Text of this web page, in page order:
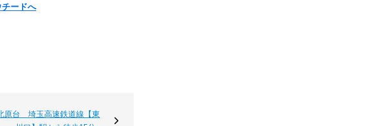
ードへ
原台 埼玉高速鉄道線【東